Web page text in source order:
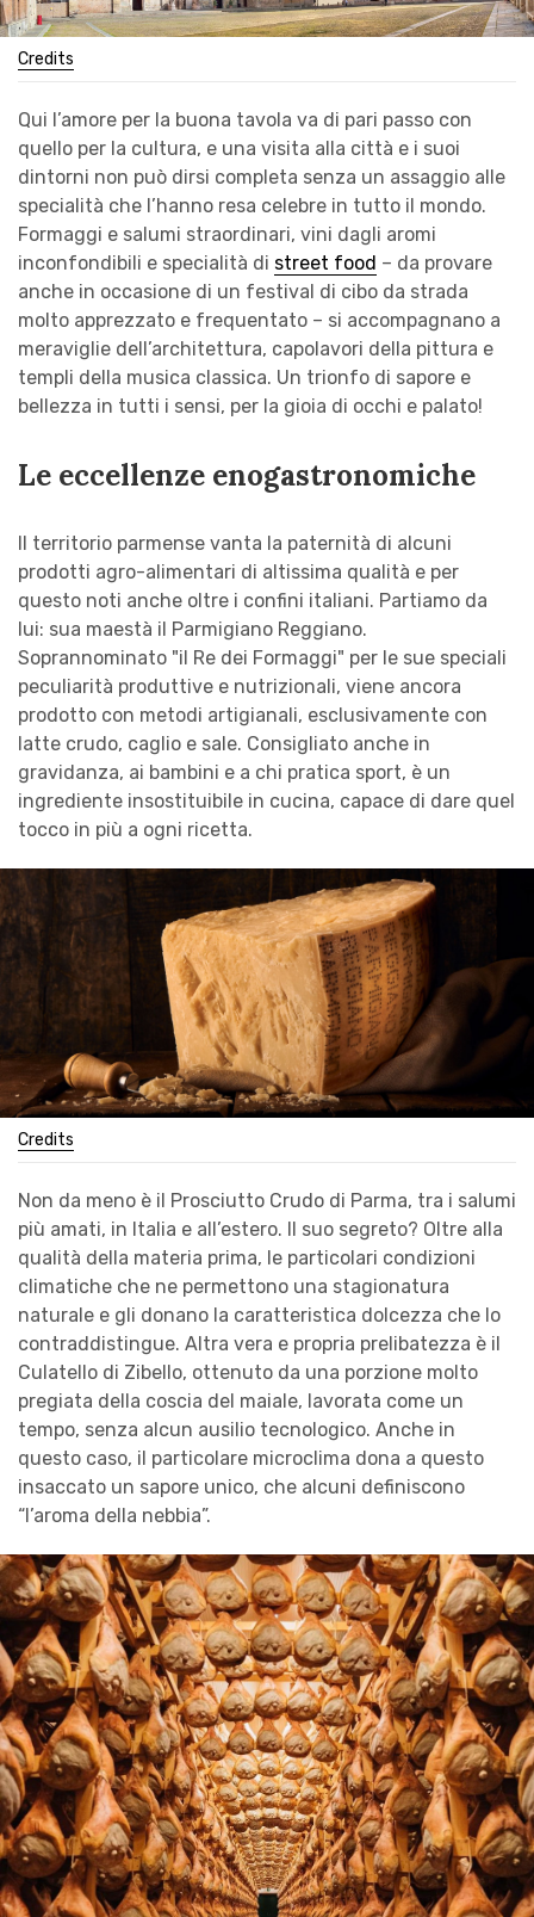
Credits
Qui l’amore per la buona tavola va di pari passo con
quello per la cultura, e una visita alla città e i suoi
dintorni non può dirsi completa senza un assaggio alle
specialità che l’hanno resa celebre in tutto il mondo.
Formaggi e salumi straordinari, vini dagli aromi
inconfondibili e specialità di street food – da provare
anche in occasione di un festival di cibo da strada
molto apprezzato e frequentato – si accompagnano a
meraviglie dell’architettura, capolavori della pittura e
templi della musica classica. Un trionfo di sapore e
bellezza in tutti i sensi, per la gioia di occhi e palato!
Le eccellenze enogastronomiche
Il territorio parmense vanta la paternità di alcuni
prodotti agro-alimentari di altissima qualità e per
questo noti anche oltre i confini italiani. Partiamo da
lui: sua maestà il Parmigiano Reggiano.
Soprannominato "il Re dei Formaggi" per le sue speciali
peculiarità produttive e nutrizionali, viene ancora
prodotto con metodi artigianali, esclusivamente con
latte crudo, caglio e sale. Consigliato anche in
gravidanza, ai bambini e a chi pratica sport, è un
ingrediente insostituibile in cucina, capace di dare quel
tocco in più a ogni ricetta.
Credits
Non da meno è il Prosciutto Crudo di Parma, tra i salumi
più amati, in Italia e all’estero. Il suo segreto? Oltre alla
qualità della materia prima, le particolari condizioni
climatiche che ne permettono una stagionatura
naturale e gli donano la caratteristica dolcezza che lo
contraddistingue. Altra vera e propria prelibatezza è il
Culatello di Zibello, ottenuto da una porzione molto
pregiata della coscia del maiale, lavorata come un
tempo, senza alcun ausilio tecnologico. Anche in
questo caso, il particolare microclima dona a questo
insaccato un sapore unico, che alcuni definiscono
“l’aroma della nebbia”.